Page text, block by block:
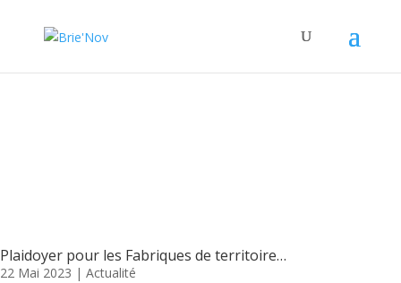
Plaidoyer pour les Fabriques de territoire…
22 Mai 2023 | Actualité